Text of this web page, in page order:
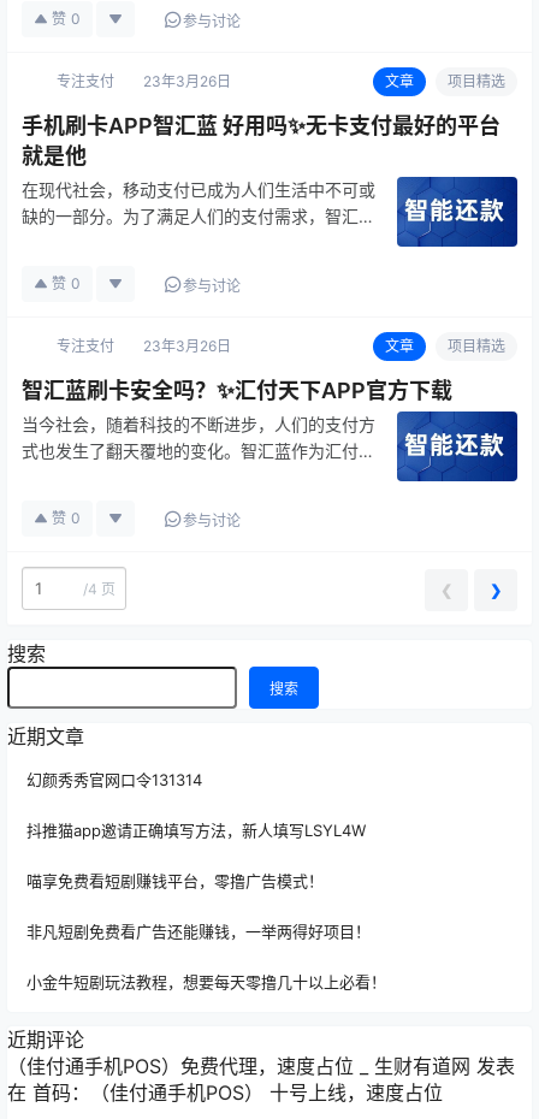
户和用户的欢迎。 首先，智汇蓝支持多种支付
赞 0 参与讨论
专注支付 23年3月26日 文章 项目精选
手机刷卡APP智汇蓝 好用吗✨无卡支付最好的平台
就是他
在现代社会，移动支付已成为人们生活中不可或
缺的一部分。为了满足人们的支付需求，智汇蓝
付服务。下面，我们来看看智汇蓝的亮点在哪
赞 0 参与讨论
专注支付 23年3月26日 文章 项目精选
智汇蓝刷卡安全吗？✨汇付天下APP官方下载
当今社会，随着科技的不断进步，人们的支付方
式也发生了翻天覆地的变化。智汇蓝作为汇付旗
来看看，智汇蓝的功能有哪些，为什么它是商户
赞 0 参与讨论
/4 页 ❮ ❯
搜索
搜索
近期文章
幻颜秀秀官网口令131314
抖推猫app邀请正确填写方法，新人填写LSYL4W
喵享免费看短剧赚钱平台，零撸广告模式！
非凡短剧免费看广告还能赚钱，一举两得好项目！
小金牛短剧玩法教程，想要每天零撸几十以上必看！
近期评论
（佳付通手机POS）免费代理，速度占位 _ 生财有道网 发表
在 首码：（佳付通手机POS） 十号上线，速度占位